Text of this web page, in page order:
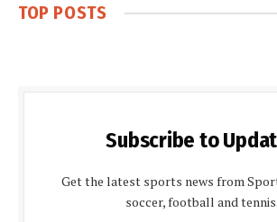
TOP POSTS
Subscribe to
Get the latest sports news from
soccer, football and tennis.